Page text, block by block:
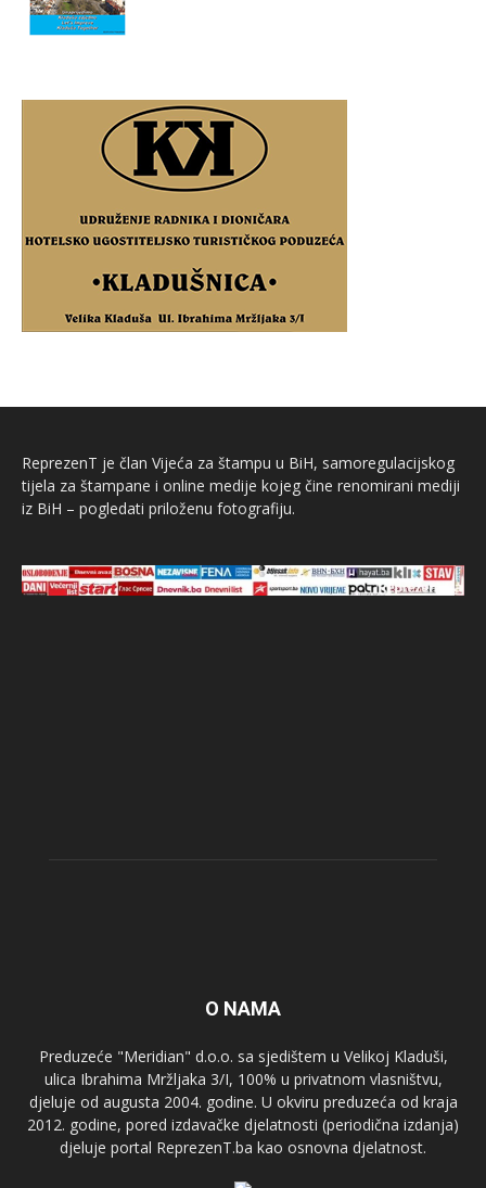
ReprezenT je član Vijeća za štampu u BiH, samoregulacijskog
tijela za štampane i online medije kojeg čine renomirani mediji
iz BiH – pogledati priloženu fotografiju.
O NAMA
Preduzeće "Meridian" d.o.o. sa sjedištem u Velikoj Kladuši,
ulica Ibrahima Mržljaka 3/I, 100% u privatnom vlasništvu,
djeluje od augusta 2004. godine. U okviru preduzeća od kraja
2012. godine, pored izdavačke djelatnosti (periodična izdanja)
djeluje portal ReprezenT.ba kao osnovna djelatnost.